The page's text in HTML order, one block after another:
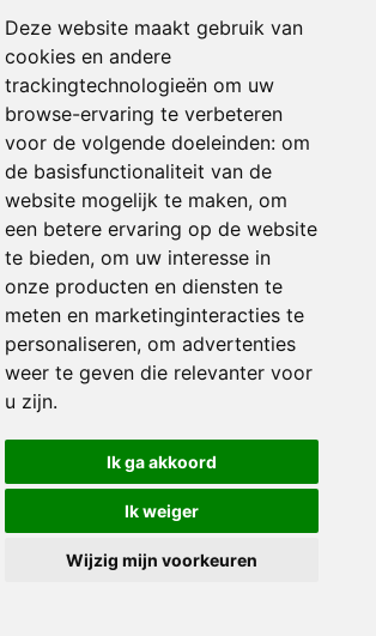
Deze website maakt gebruik van
cookies en andere
trackingtechnologieën om uw
browse-ervaring te verbeteren
voor de volgende doeleinden: om
de basisfunctionaliteit van de
website mogelijk te maken, om
een betere ervaring op de website
te bieden, om uw interesse in
onze producten en diensten te
meten en marketinginteracties te
personaliseren, om advertenties
weer te geven die relevanter voor
u zijn.
Ik ga akkoord
Ik weiger
Wijzig mijn voorkeuren
Leegmaken
Kelder
affligem
Leegmaken
Kelder
alsemberg
Leegmaken
Leegmaken
attenhoven
Leegmaken
averbode
Leegmaken
Kelder baal